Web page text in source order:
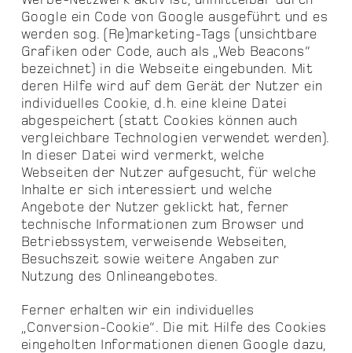
Google ein Code von Google ausgeführt und es
werden sog. (Re)marketing-Tags (unsichtbare
Grafiken oder Code, auch als „Web Beacons“
bezeichnet) in die Webseite eingebunden. Mit
deren Hilfe wird auf dem Gerät der Nutzer ein
individuelles Cookie, d.h. eine kleine Datei
abgespeichert (statt Cookies können auch
vergleichbare Technologien verwendet werden).
In dieser Datei wird vermerkt, welche
Webseiten der Nutzer aufgesucht, für welche
Inhalte er sich interessiert und welche
Angebote der Nutzer geklickt hat, ferner
technische Informationen zum Browser und
Betriebssystem, verweisende Webseiten,
Besuchszeit sowie weitere Angaben zur
Nutzung des Onlineangebotes.
Ferner erhalten wir ein individuelles
„Conversion-Cookie“. Die mit Hilfe des Cookies
eingeholten Informationen dienen Google dazu,